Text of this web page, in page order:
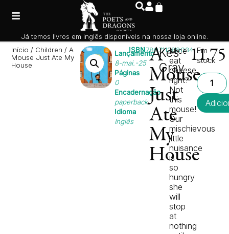
Início / Children / A
Mouse Just Ate My
House
Lançamento
8-mai.-25
Páginas
0
Encadernação
paperback
Idioma
Inglês
ISBN9780711288034
A
Mouse
Just
Ate
My
House
Kes
Gray
Mice
eat
cheese,
right?
Not
this
mouse!
Our
mischievous
little
nuisance
is
so
hungry
she
will
stop
at
nothing
11,75
Em
stock
Já temos livros em inglês disponíveis na nossa loja online.